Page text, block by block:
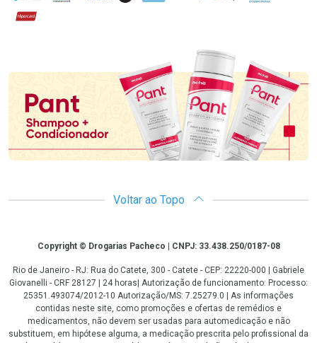
Hipercard
Promoção em Destaque
Voltar ao Topo
CopyrightCopyright © Drogarias Pacheco | CNPJ: 33.438.250/0187-08
Rio de Janeiro - RJ: Rua do Catete, 300 - Catete - CEP: 22220-000 | Gabriele
Giovanelli - CRF 28127 | 24 horas| Autorização de funcionamento: Processo:
25351.493074/2012-10 Autorização/MS: 7.25279.0 | As informações
contidas neste site, como promoções e ofertas de remédios e
medicamentos, não devem ser usadas para automedicação e não
substituem, em hipótese alguma, a medicação prescrita pelo profissional da